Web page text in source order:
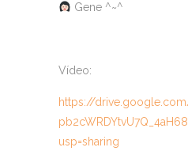
Gene ^~^
Vídeo:
https://
usp=sharing